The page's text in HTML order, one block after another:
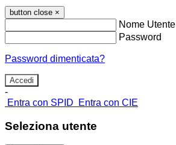
button close ×
Nome Utente
Password
Password dimenticata?
-
Entra con SPID
Entra con CIE
Seleziona utente